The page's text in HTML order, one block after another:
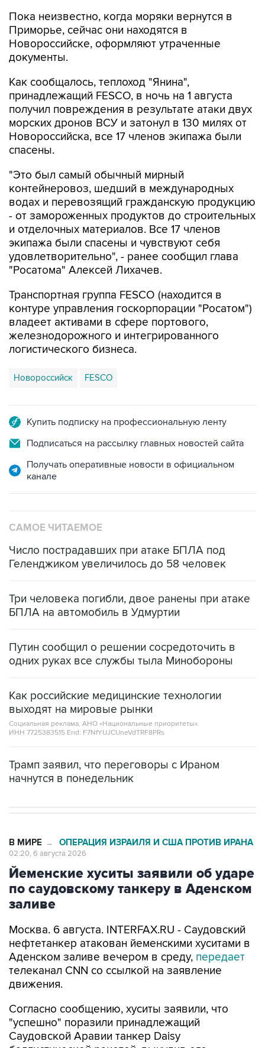
Пока неизвестно, когда моряки вернутся в
Приморье, сейчас они находятся в
Новороссийске, оформляют утраченные
документы.
Как сообщалось, теплоход "Янина",
принадлежащий FESCO, в ночь на 1 августа
получил повреждения в результате атаки двух
морских дронов ВСУ и затонул в 130 милях от
Новороссийска, все 17 членов экипажа были
спасены.
"Это был самый обычный мирный
контейнеровоз, шедший в международных
водах и перевозящий гражданскую продукцию
- от замороженных продуктов до строительных
и отделочных материалов. Все 17 членов
экипажа были спасены и чувствуют себя
удовлетворительно", - ранее сообщил глава
"Росатома" Алексей Лихачев.
Транспортная группа FESCO (находится в
контуре управления госкорпорации "Росатом")
владеет активами в сфере портового,
железнодорожного и интегрированного
логистического бизнеса.
Новороссийск FESCO
Купить подписку на профессиональную ленту
Подписаться на рассылку главных новостей сайта
Получать оперативные новости в официальном
канале
САМОЕ ЧИТАЕМОЕ
Число пострадавших при атаке БПЛА под
Геленджиком увеличилось до 58 человек
Три человека погибли, двое ранены при атаке
БПЛА на автомобиль в Удмуртии
Путин сообщил о решении сосредоточить в
одних руках все службы тыла Минобороны
Как российские медицинские технологии
выходят на мировые рынки
Социальная реклама, АНО «Национальные приоритеты».
ИНН 7725383515 Erid: F7NfYUJCUneVdTRF8PRs
Трамп заявил, что переговоры с Ираном
начнутся в понедельник
В МИРЕ → ОПЕРАЦИЯ ИЗРАИЛЯ И США ПРОТИВ ИРАНА
02:20, 6 августа 2026
Йеменские хуситы заявили об ударе
по саудовскому танкеру в Аденском
заливе
Москва. 6 августа. INTERFAX.RU - Саудовский
нефтетанкер атакован йеменскими хуситами в
Аденском заливе вечером в среду, передает
телеканал CNN со ссылкой на заявление
движения.
Согласно сообщению, хуситы заявили, что
"успешно" поразили принадлежащий
Саудовской Аравии танкер Daisy